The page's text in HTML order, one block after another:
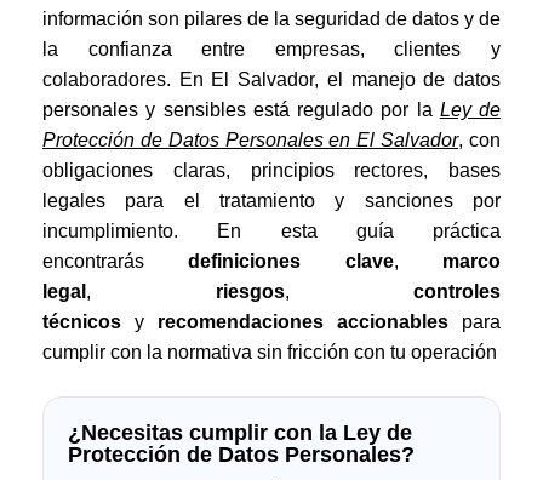
información son pilares de la seguridad de datos y de
la confianza entre empresas, clientes y
colaboradores. En El Salvador, el manejo de datos
personales y sensibles está regulado por la Ley de
Protección de Datos Personales en El Salvador, con
obligaciones claras, principios rectores, bases
legales para el tratamiento y sanciones por
incumplimiento. En esta guía práctica
encontrarásdefiniciones clave, marco
legal , riesgos, controles
técnicos y recomendaciones accionables para
cumplir con la normativa sin fricción con tu operación
¿Necesitas cumplir con la Ley de
Protección de Datos Personales?